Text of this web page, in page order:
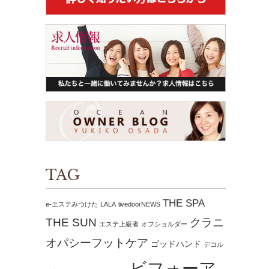
TAG
e-エステみつけた LALA livedoorNEWS THE SPA
THE SUN エステ上級者 オフショルダー クラニ
オパシーフットケア ゴッドハンド デコル